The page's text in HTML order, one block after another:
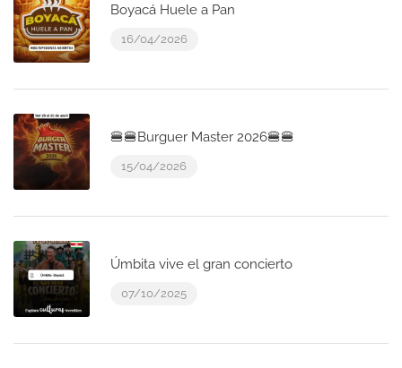
Boyacá Huele a Pan
16/04/2026
🍔🍔Burguer Master 2026🍔🍔
15/04/2026
Úmbita vive el gran concierto
07/10/2025